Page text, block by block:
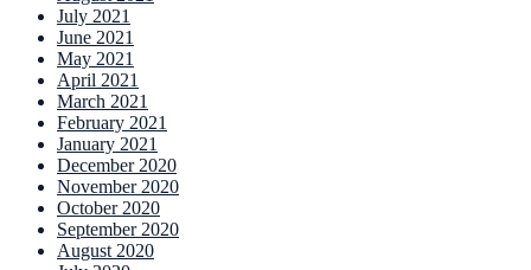
July 2021
June 2021
May 2021
April 2021
March 2021
February 2021
January 2021
December 2020
November 2020
October 2020
September 2020
August 2020